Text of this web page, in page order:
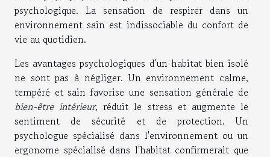
psychologique. La sensation de respirer dans un
environnement sain est indissociable du confort de
vie au quotidien.
Les avantages psychologiques d'un habitat bien isolé
ne sont pas à négliger. Un environnement calme,
tempéré et sain favorise une sensation générale de
bien-être intérieur, réduit le stress et augmente le
sentiment de sécurité et de protection. Un
psychologue spécialisé dans l'environnement ou un
ergonome spécialisé dans l'habitat confirmerait que